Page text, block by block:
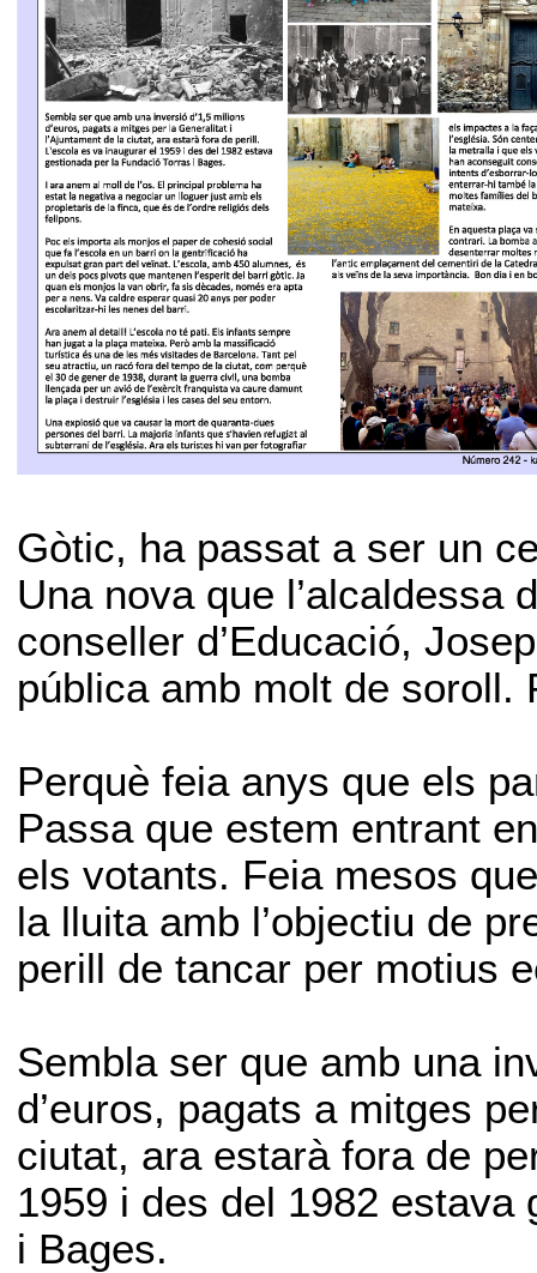
Gòtic, ha passat a ser un
Una nova que l’alcaldessa
conseller d’Educació,
pública amb molt de soroll.
Perquè feia anys que els
Passa que estem entrant
els votants. Feia mesos
la lluita amb l’objectiu de
perill de tancar per motius
Sembla ser que amb una
d’euros, pagats a mitges
ciutat, ara estarà fora de
1959 i des del 1982 estava
i Bages.